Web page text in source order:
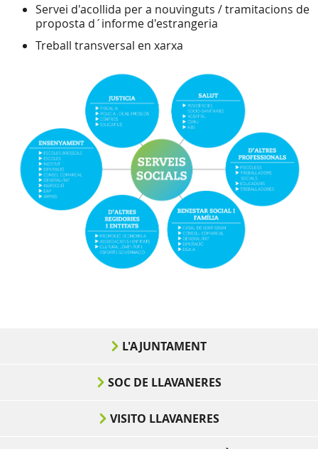
Servei d'acollida per a nouvinguts / tramitacions de
proposta d´informe d'estrangeria
Treball transversal en xarxa
L'AJUNTAMENT
SOC DE LLAVANERES
VISITO LLAVANERES